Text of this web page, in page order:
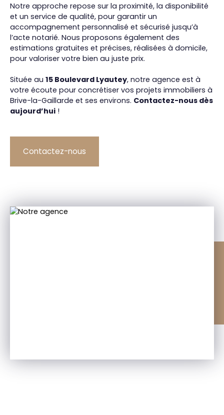
Notre approche repose sur la proximité, la disponibilité
et un service de qualité, pour garantir un
accompagnement personnalisé et sécurisé jusqu’à
l’acte notarié. Nous proposons également des
estimations gratuites et précises, réalisées à domicile,
pour valoriser votre bien au juste prix.
Située au 15 Boulevard Lyautey, notre agence est à
votre écoute pour concrétiser vos projets immobiliers à
Brive-la-Gaillarde et ses environs. Contactez-nous dès
aujourd’hui !
Contactez-nous